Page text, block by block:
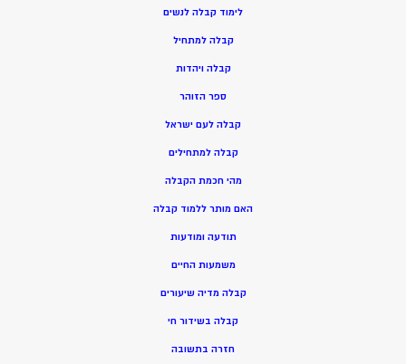
לימוד קבלה לנשים
קבלה למתחיל
קבלה ויהדות
ספר הזוהר
קבלה לעם ישראל
קבלה למתחילים
מהי חכמת הקבלה
האם מותר ללמוד קבלה
תודעה ומודעות
משמעות החיים
קבלה מדיה שיעורים
קבלה בשידור חי
חזרה בתשובה